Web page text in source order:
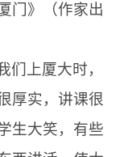
门》（作家出
们上厦大时，
厚实，讲课很
生大笑，有些